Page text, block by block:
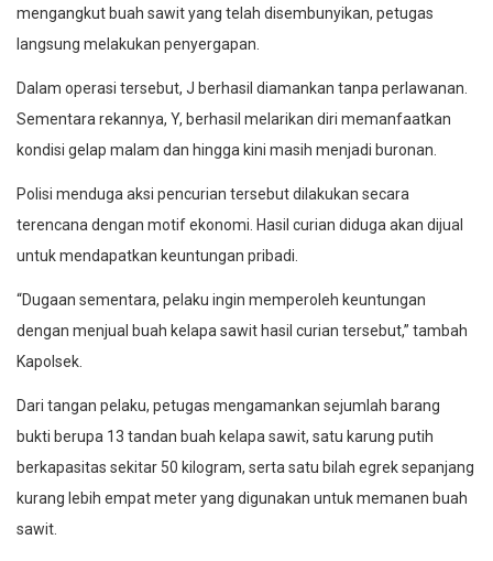
mengangkut buah sawit yang telah disembunyikan, petugas
langsung melakukan penyergapan.
Dalam operasi tersebut, J berhasil diamankan tanpa perlawanan.
Sementara rekannya, Y, berhasil melarikan diri memanfaatkan
kondisi gelap malam dan hingga kini masih menjadi buronan.
Polisi menduga aksi pencurian tersebut dilakukan secara
terencana dengan motif ekonomi. Hasil curian diduga akan dijual
untuk mendapatkan keuntungan pribadi.
“Dugaan sementara, pelaku ingin memperoleh keuntungan
dengan menjual buah kelapa sawit hasil curian tersebut,” tambah
Kapolsek.
Dari tangan pelaku, petugas mengamankan sejumlah barang
bukti berupa 13 tandan buah kelapa sawit, satu karung putih
berkapasitas sekitar 50 kilogram, serta satu bilah egrek sepanjang
kurang lebih empat meter yang digunakan untuk memanen buah
sawit.